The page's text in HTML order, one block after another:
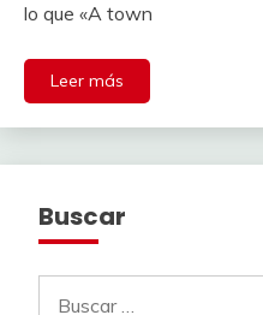
lo que «A town
Leer más
Buscar